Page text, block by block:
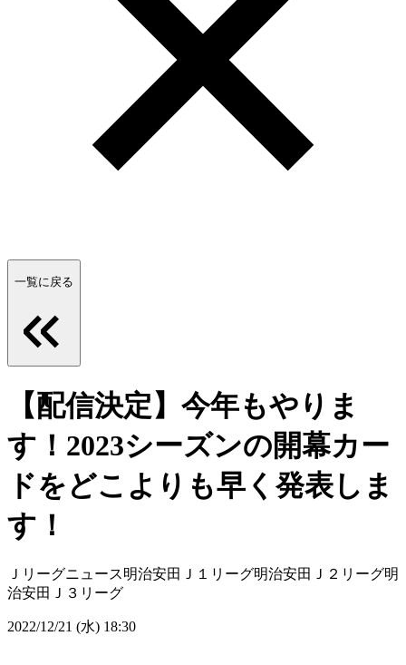
一覧に戻る
【配信決定】今年もやりま
す！2023シーズンの開幕カー
ドをどこよりも早く発表しま
す！
Ｊリーグニュース明治安田Ｊ１リーグ明治安田Ｊ２リーグ明
治安田Ｊ３リーグ
2022/12/21 (水) 18:30